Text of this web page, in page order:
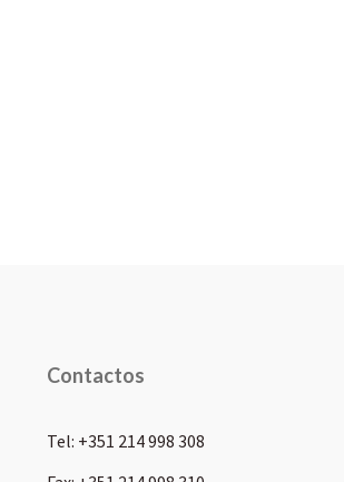
Contactos
Tel: +351 214 998 308